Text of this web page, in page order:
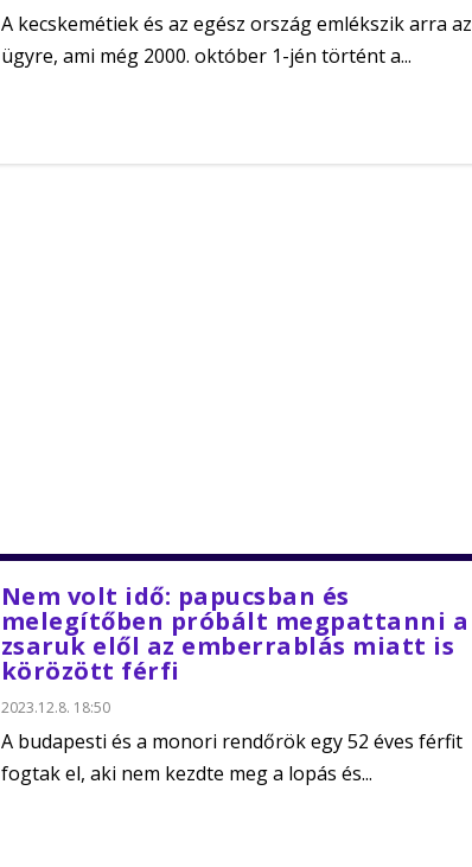
A kecskemétiek és az egész ország emlékszik arra az
ügyre, ami még 2000. október 1-jén történt a...
Nem volt idő: papucsban és
melegítőben próbált megpattanni a
zsaruk elől az emberrablás miatt is
körözött férfi
2023.12.8. 18:50
A budapesti és a monori rendőrök egy 52 éves férfit
fogtak el, aki nem kezdte meg a lopás és...